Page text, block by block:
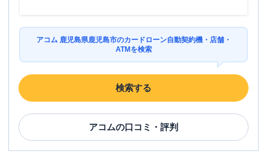
アコム 鹿児島県鹿児島市のカードローン自動契約機・店舗・
ATMを検索
検索する
アコムの口コミ・評判